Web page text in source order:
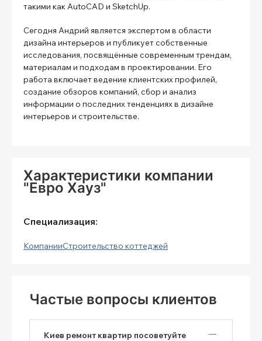
такими как AutoCAD и SketchUp.
Сегодня Андрий является экспертом в области
дизайна интерьеров и публикует собственные
исследования, посвящённые современным трендам,
материалам и подходам в проектировании. Его
работа включает ведение клиентских профилей,
создание обзоров компаний, сбор и анализ
информации о последних тенденциях в дизайне
интерьеров и строительстве.
Характеристики компании
"Евро Хауз"
Специализация:
КомпанииСтроительство коттеджей
Частые вопросы клиентов
Киев ремонт квартир посоветуйте